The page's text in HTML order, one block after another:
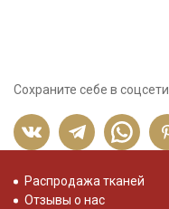
Сохраните себе в соцсети
Распродажа тканей
Отзывы о нас